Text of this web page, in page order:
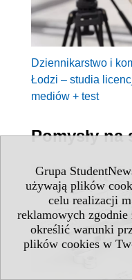
Grupa
używają plików
celu realizacji
reklamowych zgodnie
określić warunki
plików cookies w
Dziennikarstwo i
Łodzi – studia
mediów + test
Pomysły